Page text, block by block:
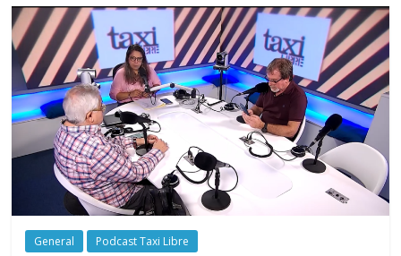
General Podcast Taxi Libre